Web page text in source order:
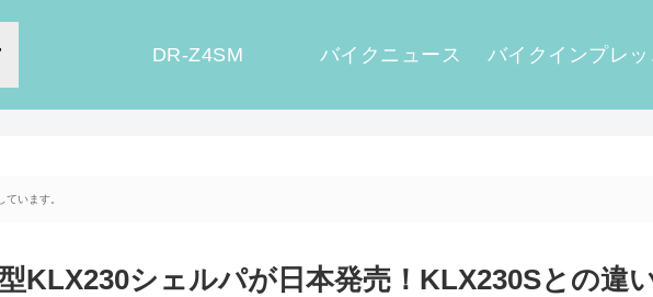
DR-Z4SM バイクニュース
います。
KLX230シェルパが日本発売！KLX230Sとの違